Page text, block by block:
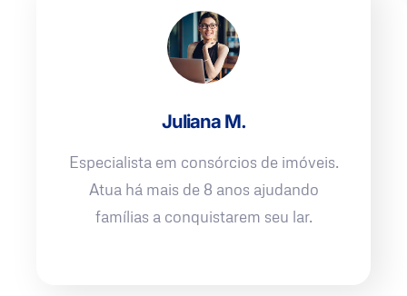
Juliana M.
Especialista em consórcios de imóveis.
Atua há mais de 8 anos ajudando
famílias a conquistarem seu lar.